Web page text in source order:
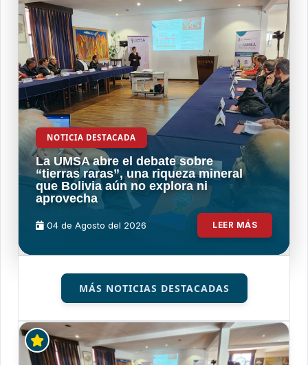
NOTICIA DESTACADA
La UMSA abre el debate sobre
“tierras raras”, una riqueza mineral
que Bolivia aún no explora ni
aprovecha
04 de Agosto del 2026 LEER MÁS
MÁS NOTICIAS DESTACADAS